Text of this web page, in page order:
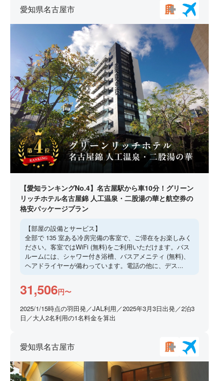
愛知県名古屋市
【愛知ランキングNo.4】名古屋駅から車10分！グリーン
リッチホテル名古屋錦 人工温泉・二股湯の華と航空券の
格安パッケージプラン
【部屋の設備とサービス】
全部で 135 室ある冷房完備の客室で、ご滞在をお楽しみく
ださい。客室ではWiFi (無料)をご利用いただけます。バス
ルームには、シャワー付き浴槽、バスアメニティ (無料)、
ヘアドライヤーが備わっています。電話の他に、デス...
31,506円〜
2025/1/15時点の羽田発／JAL利用／2025年3月3日出発／2泊3
日／大人2名利用の1名料金を算出
愛知県名古屋市